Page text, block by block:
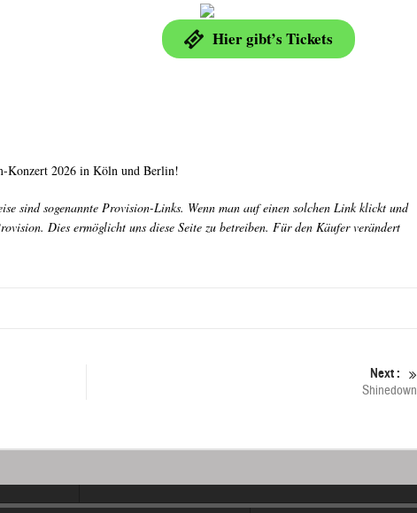
Hier gibt’s Tickets
Konzert 2026 in Köln und Berlin!
sind sogenannte Provision-Links. Wenn man auf einen solchen Link klickt und
Dies ermöglicht uns diese Seite zu betreiben. Für den Käufer verändert
Next :
Shinedown